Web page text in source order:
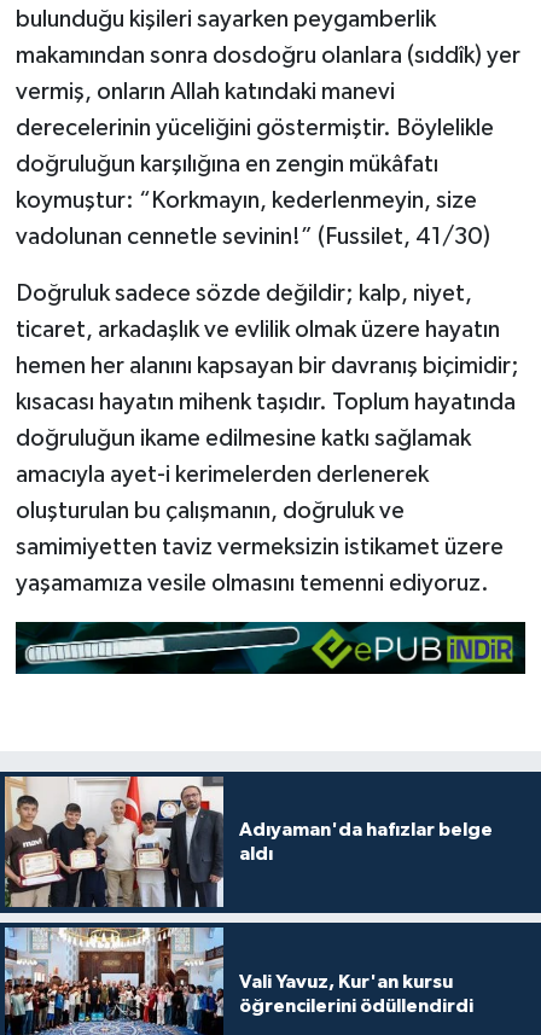
bulunduğu kişileri sayarken peygamberlik
makamından sonra dosdoğru olanlara (sıddîk) yer
vermiş, onların Allah katındaki manevi
derecelerinin yüceliğini göstermiştir. Böylelikle
doğruluğun karşılığına en zengin mükâfatı
koymuştur: “Korkmayın, kederlenmeyin, size
vadolunan cennetle sevinin!” (Fussilet, 41/30)
Doğruluk sadece sözde değildir; kalp, niyet,
ticaret, arkadaşlık ve evlilik olmak üzere hayatın
hemen her alanını kapsayan bir davranış biçimidir;
kısacası hayatın mihenk taşıdır. Toplum hayatında
doğruluğun ikame edilmesine katkı sağlamak
amacıyla ayet-i kerimelerden derlenerek
oluşturulan bu çalışmanın, doğruluk ve
samimiyetten taviz vermeksizin istikamet üzere
yaşamamıza vesile olmasını temenni ediyoruz.
Adıyaman'da hafızlar belge
aldı
Vali Yavuz, Kur'an kursu
öğrencilerini ödüllendirdi
Kars Müftülüğü
Kayseri Müftülüğü
Kilis Müftülüğü
Kırıkkale Müftülüğü
Kırklareli Müftülüğü
Kırşehir Müftülüğü
Kocaeli Müftülüğü
Konya Müftülüğü
Malatya Müftülüğü
Mardin Müftülüğü
Mersin Müftülüğü
Muğla Müftülüğü
Muş Müftülüğü